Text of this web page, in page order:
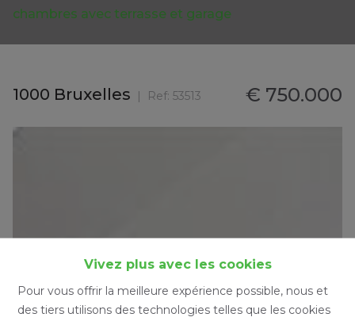
Vivez plus avec les cookies
Pour vous offrir la meilleure expérience possible, nous et
des tiers utilisons des technologies telles que les cookies
chambres avec terrasse et garage
1000 Bruxelles Ref: 53513 € 750.000